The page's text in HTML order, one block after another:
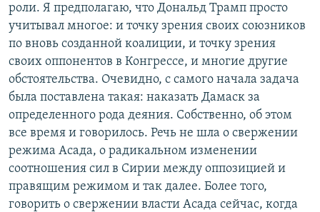
роли. Я предполагаю, что Дональд Трамп просто
учитывал многое: и точку зрения своих союзников
по вновь созданной коалиции, и точку зрения
своих оппонентов в Конгрессе, и многие другие
обстоятельства. Очевидно, с самого начала задача
была поставлена такая: наказать Дамаск за
определенного рода деяния. Собственно, об этом
все время и говорилось. Речь не шла о свержении
режима Асада, о радикальном изменении
соотношения сил в Сирии между оппозицией и
правящим режимом и так далее. Более того,
говорить о свержении власти Асада сейчас, когда